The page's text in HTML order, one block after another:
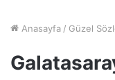
Anasayfa / Güzel